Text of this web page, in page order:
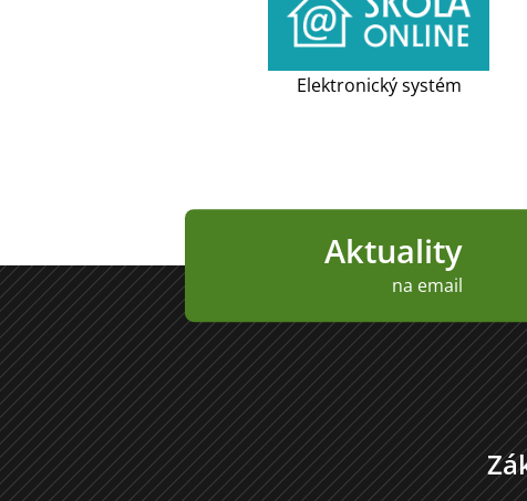
Elektronický systém
Aktuality
na email